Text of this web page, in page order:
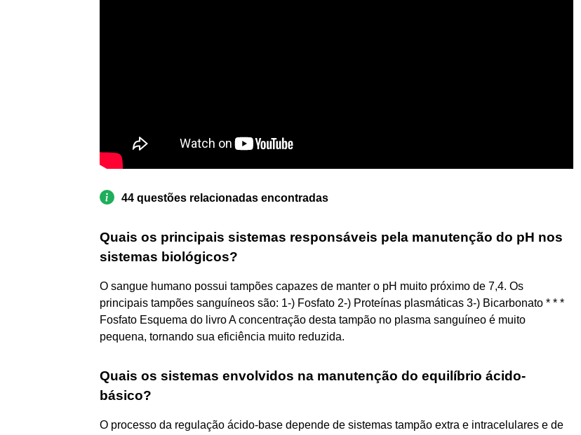
44 questões relacionadas encontradas
Quais os principais sistemas responsáveis pela manutenção do pH nos
sistemas biológicos?
O sangue humano possui tampões capazes de manter o pH muito próximo de 7,4. Os
principais tampões sanguíneos são: 1-) Fosfato 2-) Proteínas plasmáticas 3-) Bicarbonato * * *
Fosfato Esquema do livro A concentração desta tampão no plasma sanguíneo é muito
pequena, tornando sua eficiência muito reduzida.
Quais os sistemas envolvidos na manutenção do equilíbrio ácido-
básico?
O processo da regulação ácido-base depende de sistemas tampão extra e intracelulares e de